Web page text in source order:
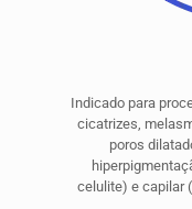
Indicado para
cicatrizes,
poros
celulite) e capilar